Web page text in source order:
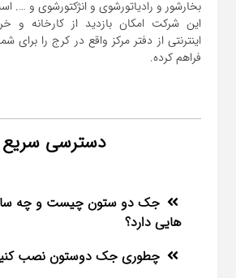
این شرکت امکان بازدید از کارخانه و
اینترنتی از دفتر مرکز واقع در کرج را برای
فراهم کرده.
دسترسی سریع
جک دو ستون چیست و چه
هایی دارد؟
چطوری جک دوستون نصب